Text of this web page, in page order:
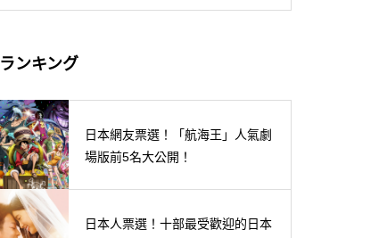
ランキング
日本網友票選！「航海王」人氣劇
場版前5名大公開！
日本人票選！十部最受歡迎的日本